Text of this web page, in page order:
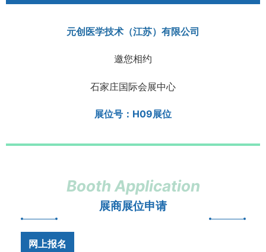
元创医学技术（江苏）有限公司
邀您相约
石家庄国际会展中心
展位号：H09展位
Booth Application
展商展位申请
网上报名